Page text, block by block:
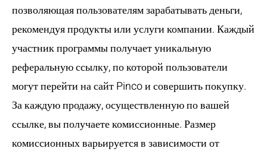
позволяющая пользователям зарабатывать деньги,
рекомендуя продукты или услуги компании. Каждый
участник программы получает уникальную
реферальную ссылку, по которой пользователи
могут перейти на сайт Pinco и совершить покупку.
За каждую продажу, осуществленную по вашей
ссылке, вы получаете комиссионные. Размер
комиссионных варьируется в зависимости от